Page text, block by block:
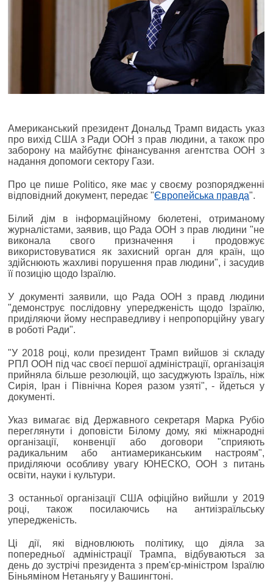
Американський президент Дональд Трамп видасть указ
про вихід США з Ради ООН з прав людини, а також про
заборону на майбутнє фінансування агентства ООН з
надання допомоги сектору Гази.
Про це пише Politico, яке має у своєму розпорядженні
відповідний документ, передає "Європейська правда".
Білий дім в інформаційному бюлетені, отриманому
журналістами, заявив, що Рада ООН з прав людини "не
виконала свого призначення і продовжує
використовуватися як захисний орган для країн, що
здійснюють жахливі порушення прав людини", і засудив
її позицію щодо Ізраїлю.
У документі заявили, що Рада ООН з правд людини
"демонструє послідовну упередженість щодо Ізраїлю,
приділяючи йому несправедливу і непропорційну увагу
в роботі Ради".
"У 2018 році, коли президент Трамп вийшов зі складу
РПЛ ООН під час своєї першої адміністрації, організація
прийняла більше резолюцій, що засуджують Ізраїль, ніж
Сирія, Іран і Північна Корея разом узяті", - йдеться у
документі.
Указ вимагає від Державного секретаря Марка Рубіо
переглянути і доповісти Білому дому, які міжнародні
організації, конвенції або договори "сприяють
радикальним або антиамериканським настроям",
приділяючи особливу увагу ЮНЕСКО, ООН з питань
освіти, науки і культури.
З останньої організації США офіційно вийшли у 2019
році, також посилаючись на антиізраїльську
упередженість.
Ці дії, які відновлюють політику, що діяла за
попередньої адміністрації Трампа, відбуваються за
день до зустрічі президента з прем'єр-міністром Ізраїлю
Біньяміном Нетаньягу у Вашингтоні.